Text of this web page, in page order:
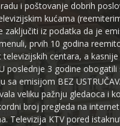
i poštovanje dobrih
kućama
zaključiti iz podatka da je
prvih 10 godina
televizijskih centara, a kasnije
poslednje 3 godine obogatili
sa emisijom BEZ
veliku pažnju gledaoca i
broj pregleda na internet
Televizija KTV pored